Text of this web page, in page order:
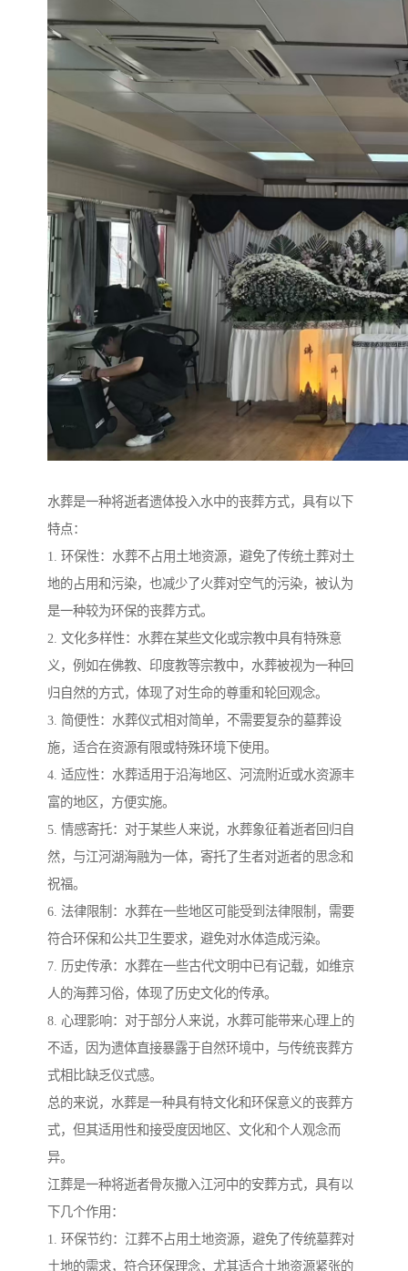
水葬是一种将逝者遗体投入水中的丧葬方式，具有以下
特点：
1. 环保性：水葬不占用土地资源，避免了传统土葬对土
地的占用和污染，也减少了火葬对空气的污染，被认为
是一种较为环保的丧葬方式。
2. 文化多样性：水葬在某些文化或宗教中具有特殊意
义，例如在佛教、印度教等宗教中，水葬被视为一种回
归自然的方式，体现了对生命的尊重和轮回观念。
3. 简便性：水葬仪式相对简单，不需要复杂的墓葬设
施，适合在资源有限或特殊环境下使用。
4. 适应性：水葬适用于沿海地区、河流附近或水资源丰
富的地区，方便实施。
5. 情感寄托：对于某些人来说，水葬象征着逝者回归自
然，与江河湖海融为一体，寄托了生者对逝者的思念和
祝福。
6. 法律限制：水葬在一些地区可能受到法律限制，需要
符合环保和公共卫生要求，避免对水体造成污染。
7. 历史传承：水葬在一些古代文明中已有记载，如维京
人的海葬习俗，体现了历史文化的传承。
8. 心理影响：对于部分人来说，水葬可能带来心理上的
不适，因为遗体直接暴露于自然环境中，与传统丧葬方
式相比缺乏仪式感。
总的来说，水葬是一种具有特文化和环保意义的丧葬方
式，但其适用性和接受度因地区、文化和个人观念而
异。
江葬是一种将逝者骨灰撒入江河中的安葬方式，具有以
下几个作用：
1. 环保节约：江葬不占用土地资源，避免了传统墓葬对
土地的需求，符合环保理念，尤其适合土地资源紧张的